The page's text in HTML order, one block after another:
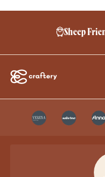
Sheep